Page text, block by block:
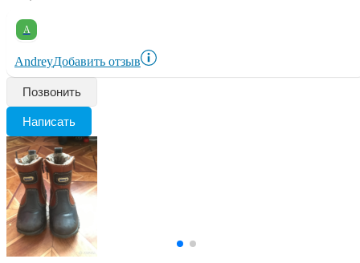
A
AndreyДобавить отзыв
Позвонить
Написать